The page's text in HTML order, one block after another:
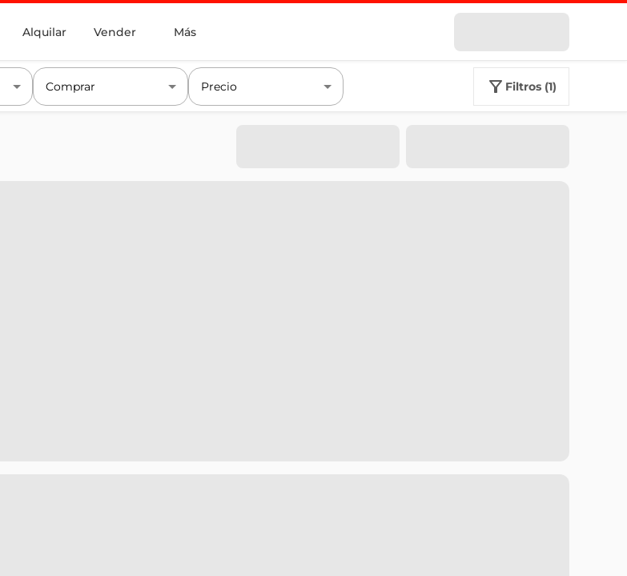
Alquilar Vender Más
Comprar Precio filtros (1)